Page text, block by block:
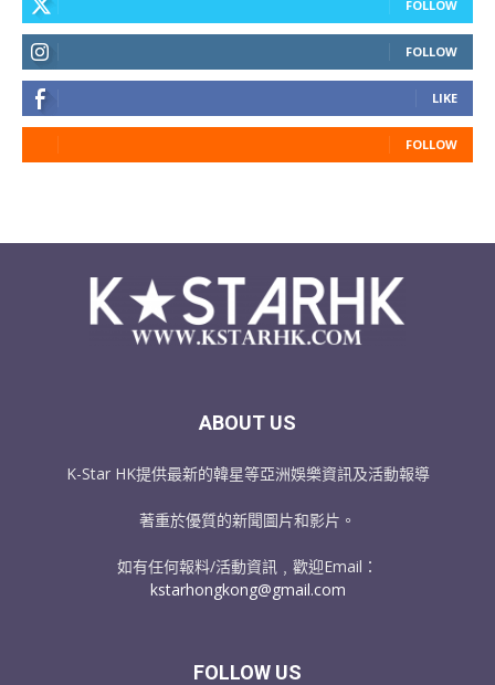
FOLLOW
FOLLOW
LIKE
FOLLOW
ABOUT US
K-Star HK提供最新的韓星等亞洲娛樂資訊及活動報導
著重於優質的新聞圖片和影片。
如有任何報料/活動資訊﹐歡迎Email：
kstarhongkong@gmail.com
FOLLOW US